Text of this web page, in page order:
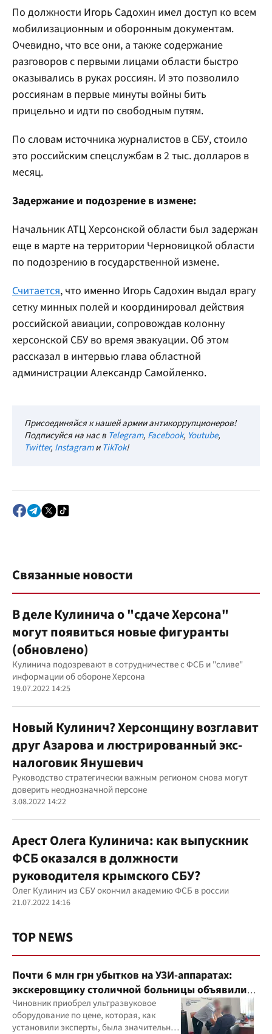
По должности Игорь Садохин имел доступ ко всем
мобилизационным и оборонным документам.
Очевидно, что все они, а также содержание
разговоров с первыми лицами области быстро
оказывались в руках россиян. И это позволило
россиянам в первые минуты войны бить
прицельно и идти по свободным путям.
По словам источника журналистов в СБУ, стоило
это российским спецслужбам в 2 тыс. долларов в
месяц.
Задержание и подозрение в измене:
Начальник АТЦ Херсонской области был задержан
еще в марте на территории Черновицкой области
по подозрению в государственной измене.
Считается, что именно Игорь Садохин выдал врагу
сетку минных полей и координировал действия
российской авиации, сопровождав колонну
херсонской СБУ во время эвакуации. Об этом
рассказал в интервью глава областной
администрации Александр Самойленко.
Присоединяйся к нашей армии антикоррупционеров!
Подписуйся на нас в Telegram, Facebook, Youtube,
Twitter, InstagramиTikTok!
Связанные новости
В деле Кулинича о "сдаче Херсона"
могут появиться новые фигуранты
(обновлено)
Кулинича подозревают в сотрудничестве с ФСБ и "сливе"
информации об обороне Херсона
19.07.2022 14:25
Новый Кулинич? Херсонщину возглавит
друг Азарова и люстрированный экс-
налоговик Янушевич
Руководство стратегически важным регионом снова могут
доверить неоднозначной персоне
3.08.2022 14:22
Арест Олега Кулинича: как выпускник
ФСБ оказался в должности
руководителя крымского СБУ?
Олег Кулинич из СБУ окончил академию ФСБ в россии
21.07.2022 14:16
TOP NEWS
Почти 6 млн грн убытков на УЗИ-аппаратах:
экскеровщику столичной больницы объявили
подозрение
Чиновник приобрел ультразвуковое
оборудование по цене, которая, как
установили эксперты, была значительно